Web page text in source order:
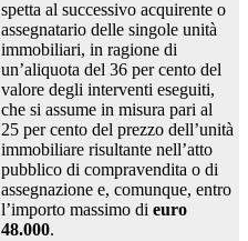
spetta al successivo acquirente o
assegnatario delle singole unità
immobiliari, in ragione di
un’aliquota del 36 per cento del
valore degli interventi eseguiti,
che si assume in misura pari al
25 per cento del prezzo dell’unità
immobiliare risultante nell’atto
pubblico di compravendita o di
assegnazione e, comunque, entro
l’importo massimo di euro
48.000.